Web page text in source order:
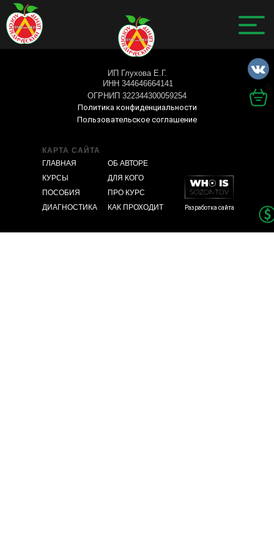
ИП Глухова Е.Г.
Политика конфиденциальности
Пользовательское соглашение
ИНН 344646664141
ОГРНИП 322344300059254
КАРТА САЙТА
ГЛАВНАЯ
КУРСЫ
ПОСОБИЯ
ДИАГНОСТИКА
ОБ АВТОРЕ
ДЛЯ КОГО
ПРО КУРС
КАК ПРОХОДИТ
Разработка сайта